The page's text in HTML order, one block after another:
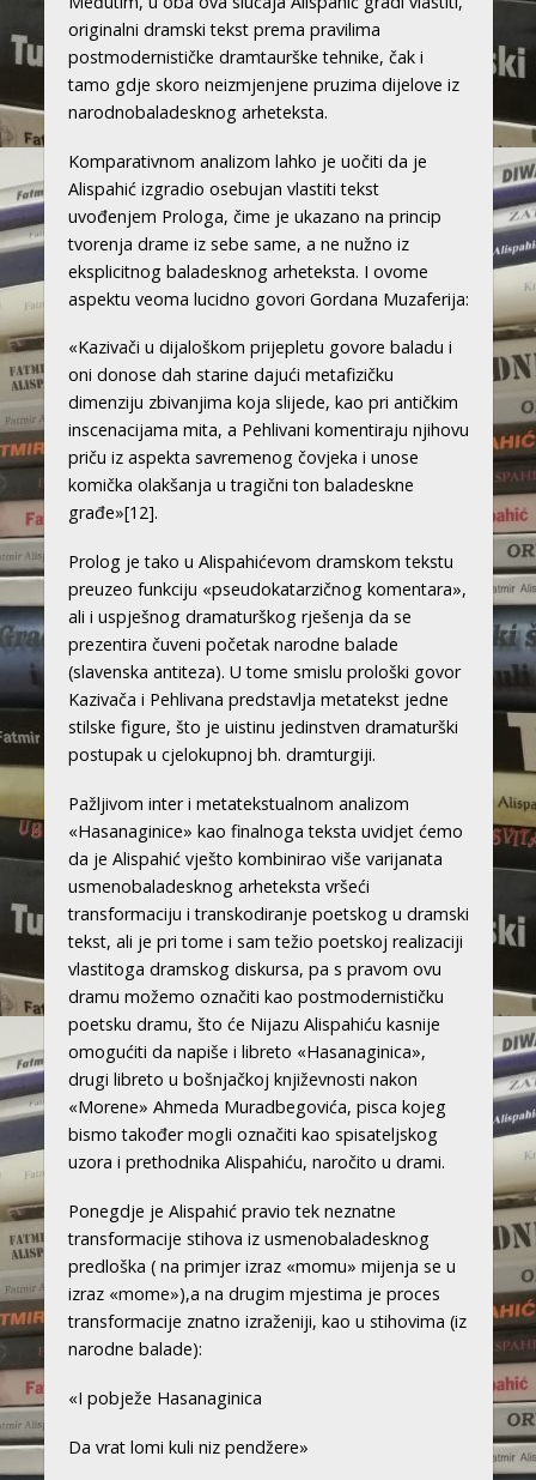
originalni dramski tekst prema pravilima
postmodernističke dramtaurške tehnike, čak i
tamo gdje skoro neizmjenjene pruzima dijelove iz
narodnobaladesknog arheteksta.
Komparativnom analizom lahko je uočiti da je
Alispahić izgradio osebujan vlastiti tekst
uvođenjem Prologa, čime je ukazano na princip
tvorenja drame iz sebe same, a ne nužno iz
eksplicitnog baladesknog arheteksta. I ovome
aspektu veoma lucidno govori Gordana Muzaferija:
«Kazivači u dijaloškom prijepletu govore baladu i
oni donose dah starine dajući metafizičku
dimenziju zbivanjima koja slijede, kao pri antičkim
inscenacijama mita, a Pehlivani komentiraju njihovu
priču iz aspekta savremenog čovjeka i unose
komička olakšanja u tragični ton baladeskne
građe»[12].
Prolog je tako u Alispahićevom dramskom tekstu
preuzeo funkciju «pseudokatarzičnog komentara»,
ali i uspješnog dramaturškog rješenja da se
prezentira čuveni početak narodne balade
(slavenska antiteza). U tome smislu prološki govor
Kazivača i Pehlivana predstavlja metatekst jedne
stilske figure, što je uistinu jedinstven dramaturški
postupak u cjelokupnoj bh. dramturgiji.
Pažljivom inter i metatekstualnom analizom
«Hasanaginice» kao finalnoga teksta uvidjet ćemo
da je Alispahić vješto kombinirao više varijanata
usmenobaladesknog arheteksta vršeći
transformaciju i transkodiranje poetskog u dramski
tekst, ali je pri tome i sam težio poetskoj realizaciji
vlastitoga dramskog diskursa, pa s pravom ovu
dramu možemo označiti kao postmodernističku
poetsku dramu, što će Nijazu Alispahiću kasnije
omogućiti da napiše i libreto «Hasanaginica»,
drugi libreto u bošnjačkoj književnosti nakon
«Morene» Ahmeda Muradbegovića, pisca kojeg
bismo također mogli označiti kao spisateljskog
uzora i prethodnika Alispahiću, naročito u drami.
Ponegdje je Alispahić pravio tek neznatne
transformacije stihova iz usmenobaladesknog
predloška ( na primjer izraz «momu» mijenja se u
izraz «mome»),a na drugim mjestima je proces
transformacije znatno izraženiji, kao u stihovima (iz
narodne balade):
«I pobježe Hasanaginica
Da vrat lomi kuli niz pendžere»